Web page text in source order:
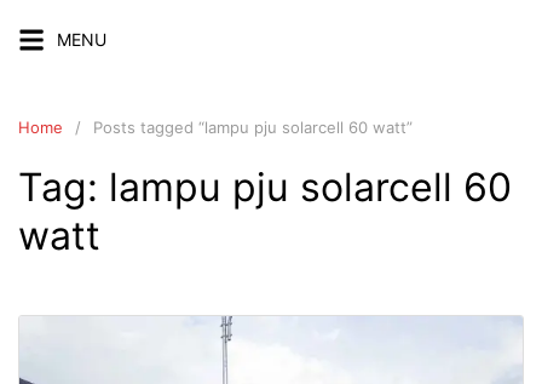
MENU
Home Posts tagged “lampu pju solarcell 60 watt”
Tag: lampu pju solarcell 60
watt